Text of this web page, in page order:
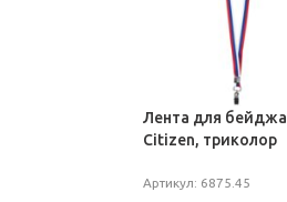
Лента для бейджа
Citizen, триколор
Артикул: 6875.45